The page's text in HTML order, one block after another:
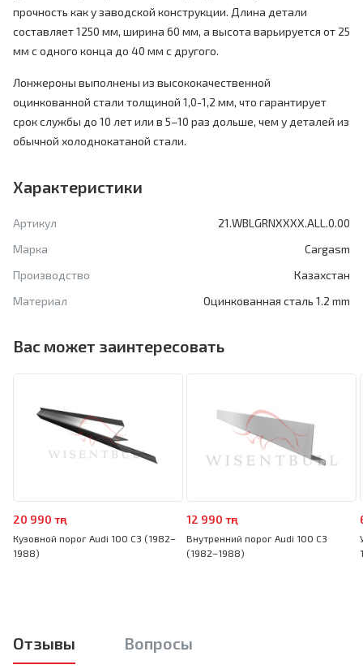
прочность как у заводской конструкции. Длина детали
составляет 1250 мм, ширина 60 мм, а высота варьируется от 25
мм с одного конца до 40 мм с другого.
Лонжероны выполнены из высококачественной
оцинкованной стали толщиной 1,0-1,2 мм, что гарантирует
срок службы до 10 лет или в 5–10 раз дольше, чем у деталей из
обычной холоднокатаной стали.
Характеристики
Артикул
21.WBLGRNXXXX.ALL.0.00
Марка
Cargasm
Производство
Казахстан
Материал
Оцинкованная сталь 1.2 mm
Вас может заинтересовать
20 990 тңг
Кузовной порог Audi 100 C3 (1982–
1988)
12 990 тңг
Внутренний порог Audi 100 C3
(1982–1988)
Отзывы Вопросы